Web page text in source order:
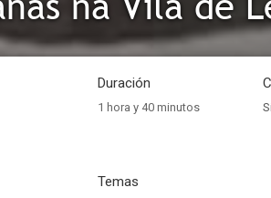
Duración
1 hora y 40 minutos
Temas